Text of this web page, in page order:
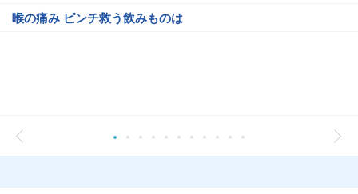
喉の痛み ピンチ救う飲みものは